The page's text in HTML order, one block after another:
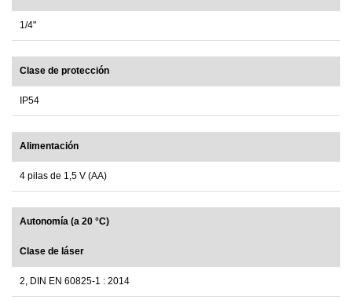
1/4"
Clase de protección
IP54
Alimentación
4 pilas de 1,5 V (AA)
Autonomía (a 20 °C)
Clase de láser
2, DIN EN 60825-1 : 2014